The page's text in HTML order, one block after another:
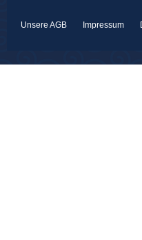
Unsere AGB Impressum